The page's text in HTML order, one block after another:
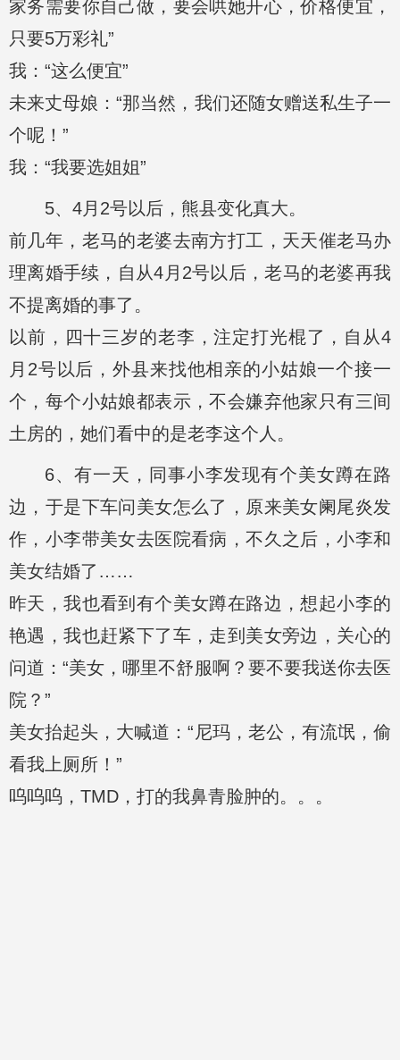
家务需要你自己做，要会哄她开心，价格便宜，
只要5万彩礼”
我：“这么便宜”
未来丈母娘：“那当然，我们还随女赠送私生子一
个呢！”
我：“我要选姐姐”
5、4月2号以后，熊县变化真大。
前几年，老马的老婆去南方打工，天天催老马办
理离婚手续，自从4月2号以后，老马的老婆再我
不提离婚的事了。
以前，四十三岁的老李，注定打光棍了，自从4
月2号以后，外县来找他相亲的小姑娘一个接一
个，每个小姑娘都表示，不会嫌弃他家只有三间
土房的，她们看中的是老李这个人。
6、有一天，同事小李发现有个美女蹲在路
边，于是下车问美女怎么了，原来美女阑尾炎发
作，小李带美女去医院看病，不久之后，小李和
美女结婚了……
昨天，我也看到有个美女蹲在路边，想起小李的
艳遇，我也赶紧下了车，走到美女旁边，关心的
问道：“美女，哪里不舒服啊？要不要我送你去医
院？”
美女抬起头，大喊道：“尼玛，老公，有流氓，偷
看我上厕所！”
呜呜呜，TMD，打的我鼻青脸肿的。。。